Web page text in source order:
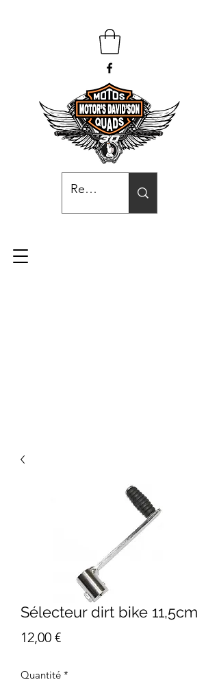
Sélecteur dirt bike 11,5cm
12,00 €Prix
Quantité *